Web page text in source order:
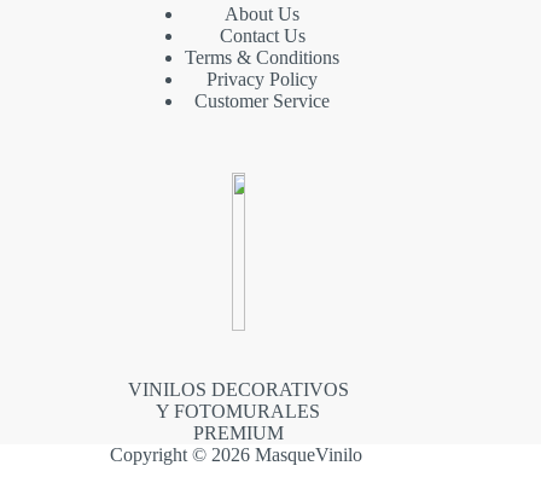
About Us
Contact Us
Terms & Conditions
Privacy Policy
Customer Service
VINILOS DECORATIVOS
Y FOTOMURALES
PREMIUM
Copyright © 2026 MasqueVinilo